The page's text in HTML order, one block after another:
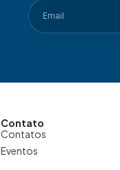
Contato
Contatos
Eventos